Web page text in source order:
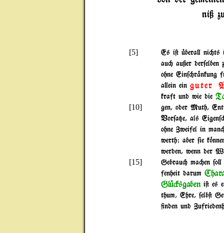
niß
[5]
Es i@ |bera} ni"ts
au" außer der$elben
ohne Ein$"r%nkung
a}ein ein guter
kraft und wie die
[10]
gen, oder Muth,
Vor$a{e, als
ohne Zweifel in
werth; aber $ie
werden, wenn der
[15]
Gebrau" ma"en
fenheit darum
Gl|#sgabeni@ es
thum, Ehre, $elb@
+nden und